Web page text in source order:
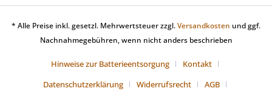
* Alle Preise inkl. gesetzl. Mehrwertsteuer zzgl.Versandkosten und ggf.
Nachnahmegebühren, wenn nicht anders beschrieben
Hinweise zur Batterieentsorgung
Kontakt
Datenschutzerklärung
Widerrufsrecht
AGB